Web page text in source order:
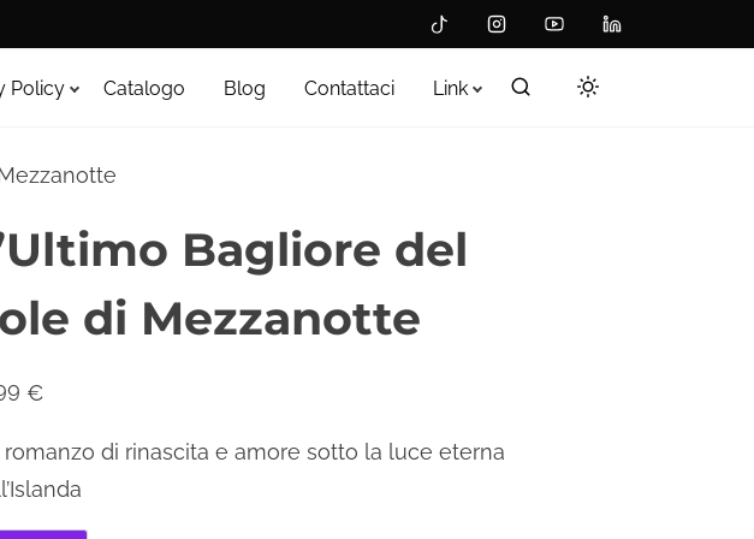
Policy Catalogo Blog Contattaci Link
Bagliore del
di Mezzanotte
€
romanzo di rinascita e amore sotto la luce eterna